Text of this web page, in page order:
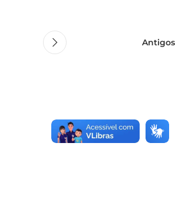
Antigos